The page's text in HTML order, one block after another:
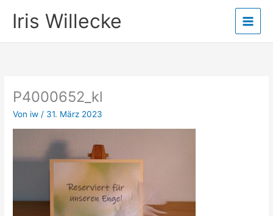
InhaltIris Willecke
P4000652_kl
Von iw / 31. März 2023